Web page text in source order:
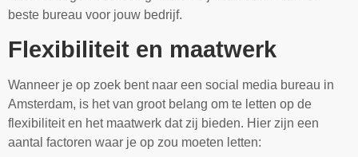
beste bureau voor jouw bedrijf.
Flexibiliteit en maatwerk
Wanneer je op zoek bent naar een social media bureau in
Amsterdam, is het van groot belang om te letten op de
flexibiliteit en het maatwerk dat zij bieden. Hier zijn een
aantal factoren waar je op zou moeten letten: